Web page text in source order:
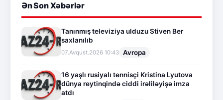
Ən Son Xəbərlər
Tanınmış televiziya ulduzu Stiven Ber
saxlanılıb
07.Avqust.2026 10:43 Avropa
16 yaşlı rusiyalı tennisçi Kristina Lyutova
dünya reytinqində ciddi irəliləyişə imza
atdı